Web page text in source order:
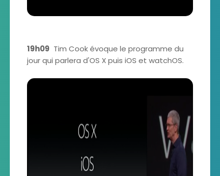
19h09 Tim Cook évoque le programme du
jour qui parlera d'OS X puis iOS et watchOS.